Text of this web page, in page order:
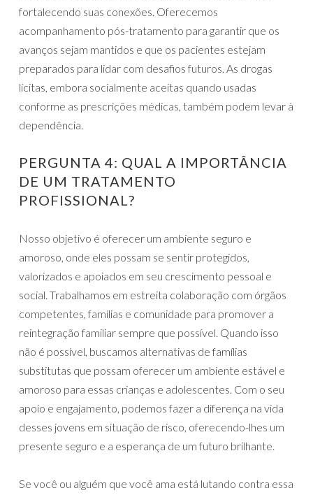
fortalecendo suas conexões. Oferecemos
acompanhamento pós-tratamento para garantir que os
avanços sejam mantidos e que os pacientes estejam
preparados para lidar com desafios futuros. As drogas
lícitas, embora socialmente aceitas quando usadas
conforme as prescrições médicas, também podem levar à
dependência.
PERGUNTA 4: QUAL A IMPORTÂNCIA
DE UM TRATAMENTO
PROFISSIONAL?
Nosso objetivo é oferecer um ambiente seguro e
amoroso, onde eles possam se sentir protegidos,
valorizados e apoiados em seu crescimento pessoal e
social. Trabalhamos em estreita colaboração com órgãos
competentes, famílias e comunidade para promover a
reintegração familiar sempre que possível. Quando isso
não é possível, buscamos alternativas de famílias
substitutas que possam oferecer um ambiente estável e
amoroso para essas crianças e adolescentes. Com o seu
apoio e engajamento, podemos fazer a diferença na vida
desses jovens em situação de risco, oferecendo-lhes um
presente seguro e a esperança de um futuro brilhante.
Se você ou alguém que você ama está lutando contra essa